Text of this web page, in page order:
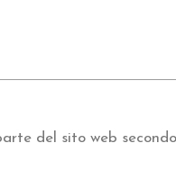
del sito web